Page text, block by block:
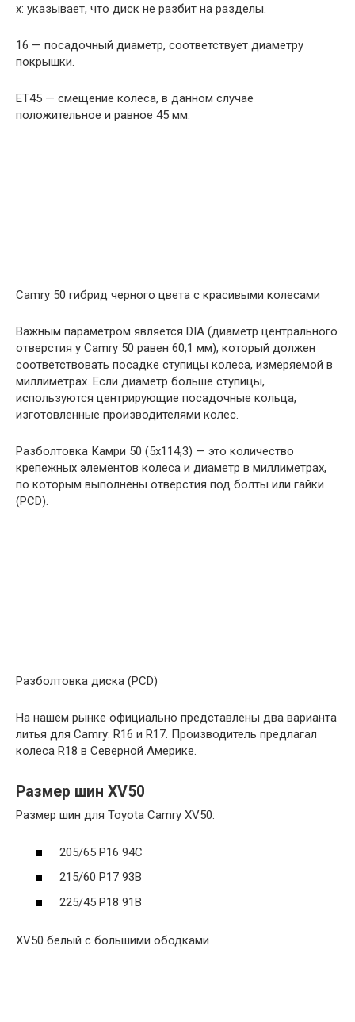
x: указывает, что диск не разбит на разделы.
16 — посадочный диаметр, соответствует диаметру
покрышки.
ЕТ45 — смещение колеса, в данном случае
положительное и равное 45 мм.
Camry 50 гибрид черного цвета с красивыми колесами
Важным параметром является DIA (диаметр центрального
отверстия у Camry 50 равен 60,1 мм), который должен
соответствовать посадке ступицы колеса, измеряемой в
миллиметрах. Если диаметр больше ступицы,
используются центрирующие посадочные кольца,
изготовленные производителями колес.
Разболтовка Камри 50 (5х114,3) — это количество
крепежных элементов колеса и диаметр в миллиметрах,
по которым выполнены отверстия под болты или гайки
(PCD).
Разболтовка диска (PCD)
На нашем рынке официально представлены два варианта
литья для Camry: R16 и R17. Производитель предлагал
колеса R18 в Северной Америке.
Размер шин XV50
Размер шин для Toyota Camry XV50:
205/65 Р16 94С
215/60 Р17 93В
225/45 Р18 91В
XV50 белый с большими ободками